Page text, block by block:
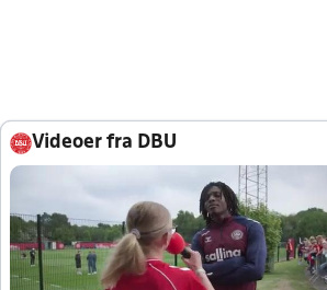
Videoer fra DBU